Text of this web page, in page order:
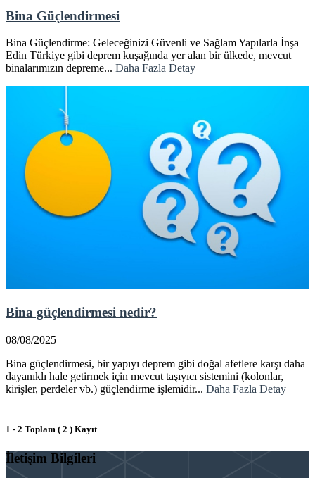
Bina Güçlendirmesi
Bina Güçlendirme: Geleceğinizi Güvenli ve Sağlam Yapılarla İnşa
Edin Türkiye gibi deprem kuşağında yer alan bir ülkede, mevcut
binalarımızın depreme... Daha Fazla Detay
Bina güçlendirmesi nedir?
08/08/2025
Bina güçlendirmesi, bir yapıyı deprem gibi doğal afetlere karşı daha
dayanıklı hale getirmek için mevcut taşıyıcı sistemini (kolonlar,
kirişler, perdeler vb.) güçlendirme işlemidir... Daha Fazla Detay
1 - 2 Toplam ( 2 ) Kayıt
İletişim Bilgileri